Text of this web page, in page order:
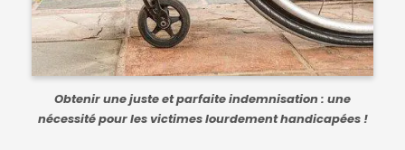
Obtenir une juste et parfaite indemnisation : une
nécessité pour les victimes lourdement handicapées !